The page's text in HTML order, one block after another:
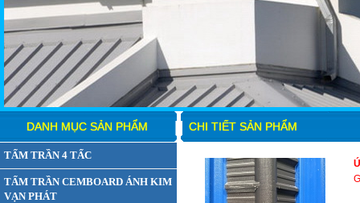
DANH MỤC SẢN PHẨM
TẤM TRẦN 4 TẤC
TẤM TRẦN CEMBOARD ÁNH KIM
VẠN PHÁT
CHI TIẾT SẢN PHẨM